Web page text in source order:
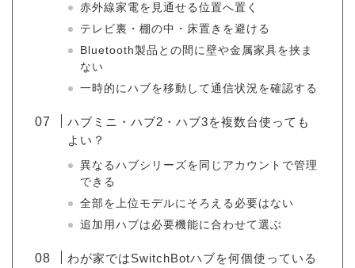
赤外線家電を見通せる位置へ置く
テレビ裏・棚の中・床置きを避ける
Bluetooth製品との間に壁や金属家具を挟ま
ない
一時的にハブを移動して通信状況を確認する
ハブミニ・ハブ2・ハブ3を複数台使っても
よい？
異なるハブシリーズを同じアカウントで管理
できる
全部を上位モデルにそろえる必要はない
追加用ハブは必要機能に合わせて選ぶ
わが家ではSwitchBotハブを何個使っている